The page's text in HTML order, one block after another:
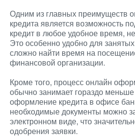
Одним из главных преимуществ
кредита является возможность
кредит в любое удобное время,
Это особенно удобно для
сложно найти время на
финансовой организации.
Кроме того, процесс онлайн
обычно занимает гораздо
оформление кредита в офисе
необходимые документы можно
электронном виде, что
одобрения заявки.